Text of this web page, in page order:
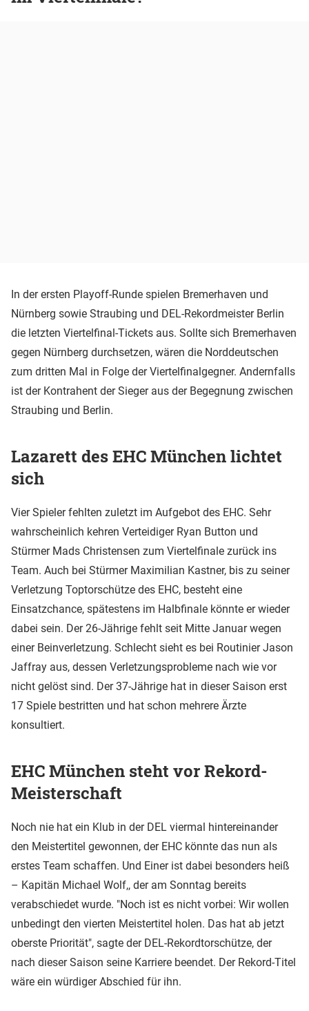
In der ersten Playoff-Runde spielen Bremerhaven und
Nürnberg sowie Straubing und DEL-Rekordmeister Berlin
die letzten Viertelfinal-Tickets aus. Sollte sich Bremerhaven
gegen Nürnberg durchsetzen, wären die Norddeutschen
zum dritten Mal in Folge der Viertelfinalgegner. Andernfalls
ist der Kontrahent der Sieger aus der Begegnung zwischen
Straubing und Berlin.
Lazarett des EHC München lichtet
sich
Vier Spieler fehlten zuletzt im Aufgebot des EHC. Sehr
wahrscheinlich kehren Verteidiger Ryan Button und
Stürmer Mads Christensen zum Viertelfinale zurück ins
Team. Auch bei Stürmer Maximilian Kastner, bis zu seiner
Verletzung Toptorschütze des EHC, besteht eine
Einsatzchance, spätestens im Halbfinale könnte er wieder
dabei sein. Der 26-Jährige fehlt seit Mitte Januar wegen
einer Beinverletzung. Schlecht sieht es bei Routinier Jason
Jaffray aus, dessen Verletzungsprobleme nach wie vor
nicht gelöst sind. Der 37-Jährige hat in dieser Saison erst
17 Spiele bestritten und hat schon mehrere Ärzte
konsultiert.
EHC München steht vor Rekord-
Meisterschaft
Noch nie hat ein Klub in der DEL viermal hintereinander
den Meistertitel gewonnen, der EHC könnte das nun als
erstes Team schaffen. Und Einer ist dabei besonders heiß
– Kapitän Michael Wolf,, der am Sonntag bereits
verabschiedet wurde. "Noch ist es nicht vorbei: Wir wollen
unbedingt den vierten Meistertitel holen. Das hat ab jetzt
oberste Priorität", sagte der DEL-Rekordtorschütze, der
nach dieser Saison seine Karriere beendet. Der Rekord-Titel
wäre ein würdiger Abschied für ihn.